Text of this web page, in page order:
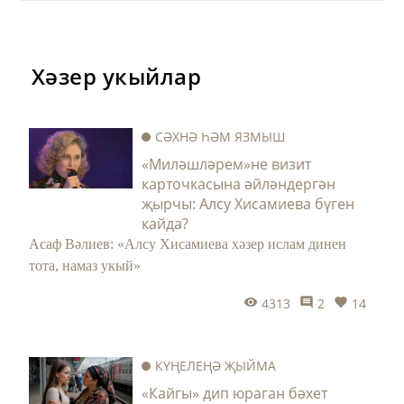
Хәзер укыйлар
СӘХНӘ ҺӘМ ЯЗМЫШ
«Миләшләрем»не визит
карточкасына әйләндергән
җырчы: Алсу Хисамиева бүген
кайда?
Асаф Вәлиев: «Алсу Хисамиева хәзер ислам динен
тота, намаз укый»
4313 2 14
КҮҢЕЛЕҢӘ ҖЫЙМА
«Кайгы» дип юраган бәхет